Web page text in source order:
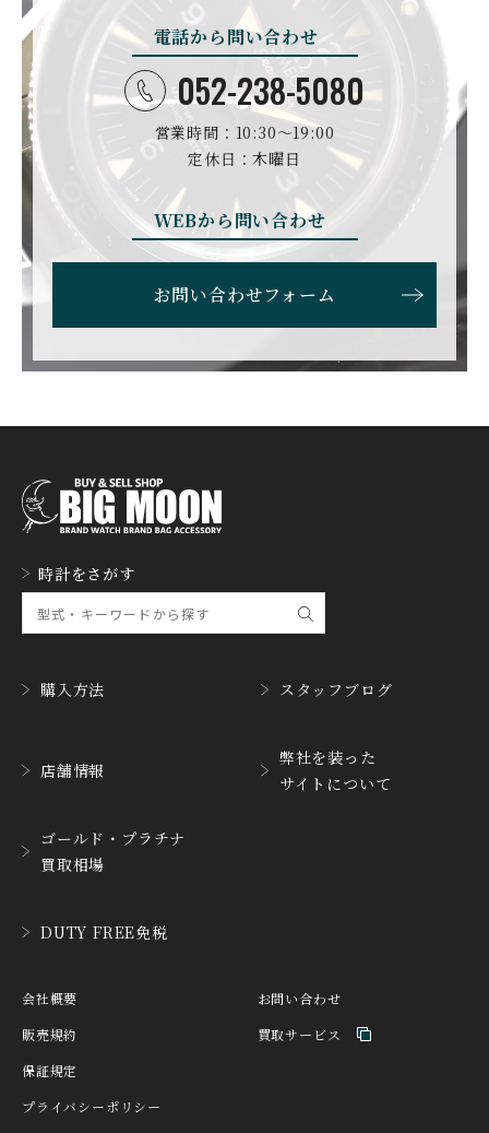
電話から問い合わせ
052-238-5080
営業時間：10:30〜19:00
定休日：木曜日
WEBから問い合わせ
お問い合わせフォーム
時計をさがす
購入方法
店舗情報
ゴールド・プラチナ
買取相場
DUTY FREE免税
スタッフブログ
弊社を装った
サイトについて
会社概要
販売規約
保証規定
プライバシーポリシー
お問い合わせ
買取サービス